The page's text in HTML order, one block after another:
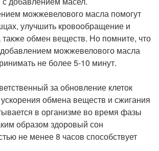
можжевелового масла помогут
улучшить кровообращение и
также обмен веществ. Но помните, что
можжевелового масла
не более 5-10 минут.
за обновление клеток
ускорения обмена веществ и сжигания
в организме во время фазы
образом здоровый сон
не менее 8 часов способствует